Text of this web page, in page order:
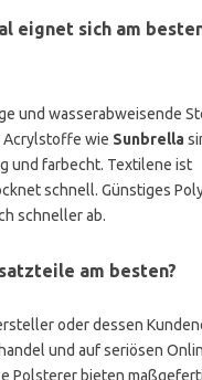
eignet sich am
und wasserabweisende
Acrylstoffe wie Sunbrella
und farbecht. Textilene ist
schnell. Günstiges
schneller ab.
am besten?
oder dessen
und auf seriösen
Polsterer bieten